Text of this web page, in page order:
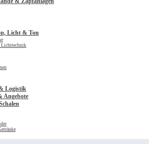
Licht & Ton
Lichttechnik
Logistik
Angebote